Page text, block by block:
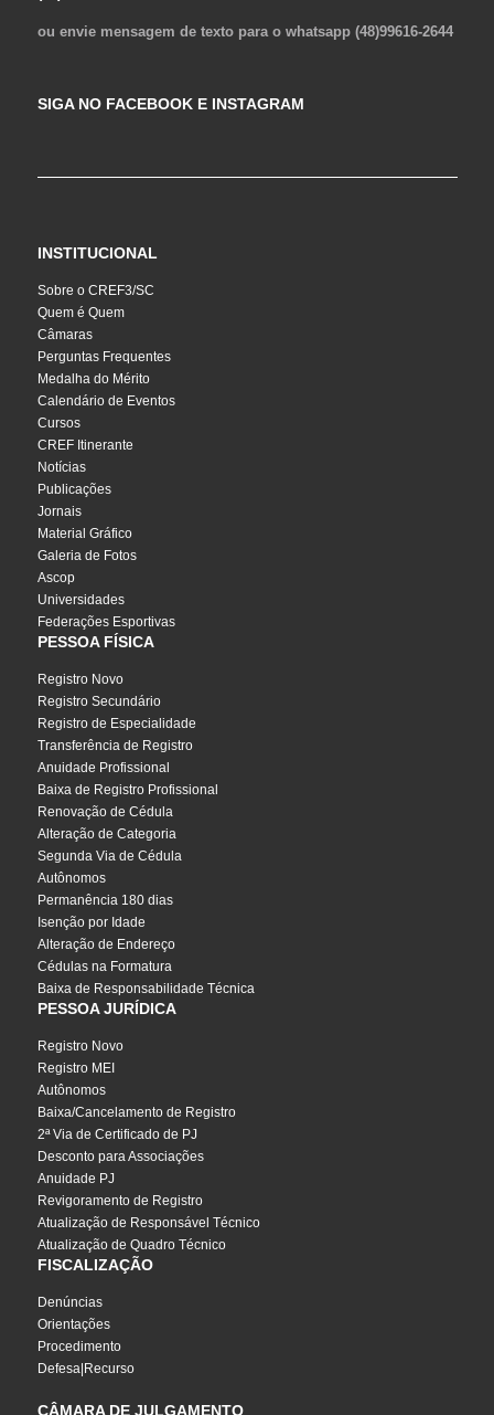
ou envie mensagem de texto para o whatsapp (48)99616-2644
SIGA NO FACEBOOK E INSTAGRAM
INSTITUCIONAL
Sobre o CREF3/SC
Quem é Quem
Câmaras
Perguntas Frequentes
Medalha do Mérito
Calendário de Eventos
Cursos
CREF Itinerante
Notícias
Publicações
Jornais
Material Gráfico
Galeria de Fotos
Ascop
Universidades
Federações Esportivas
PESSOA FÍSICA
Registro Novo
Registro Secundário
Registro de Especialidade
Transferência de Registro
Anuidade Profissional
Baixa de Registro Profissional
Renovação de Cédula
Alteração de Categoria
Segunda Via de Cédula
Autônomos
Permanência 180 dias
Isenção por Idade
Alteração de Endereço
Cédulas na Formatura
Baixa de Responsabilidade Técnica
PESSOA JURÍDICA
Registro Novo
Registro MEI
Autônomos
Baixa/Cancelamento de Registro
2ª Via de Certificado de PJ
Desconto para Associações
Anuidade PJ
Revigoramento de Registro
Atualização de Responsável Técnico
Atualização de Quadro Técnico
FISCALIZAÇÃO
Denúncias
Orientações
Procedimento
Defesa|Recurso
CÂMARA DE JULGAMENTO